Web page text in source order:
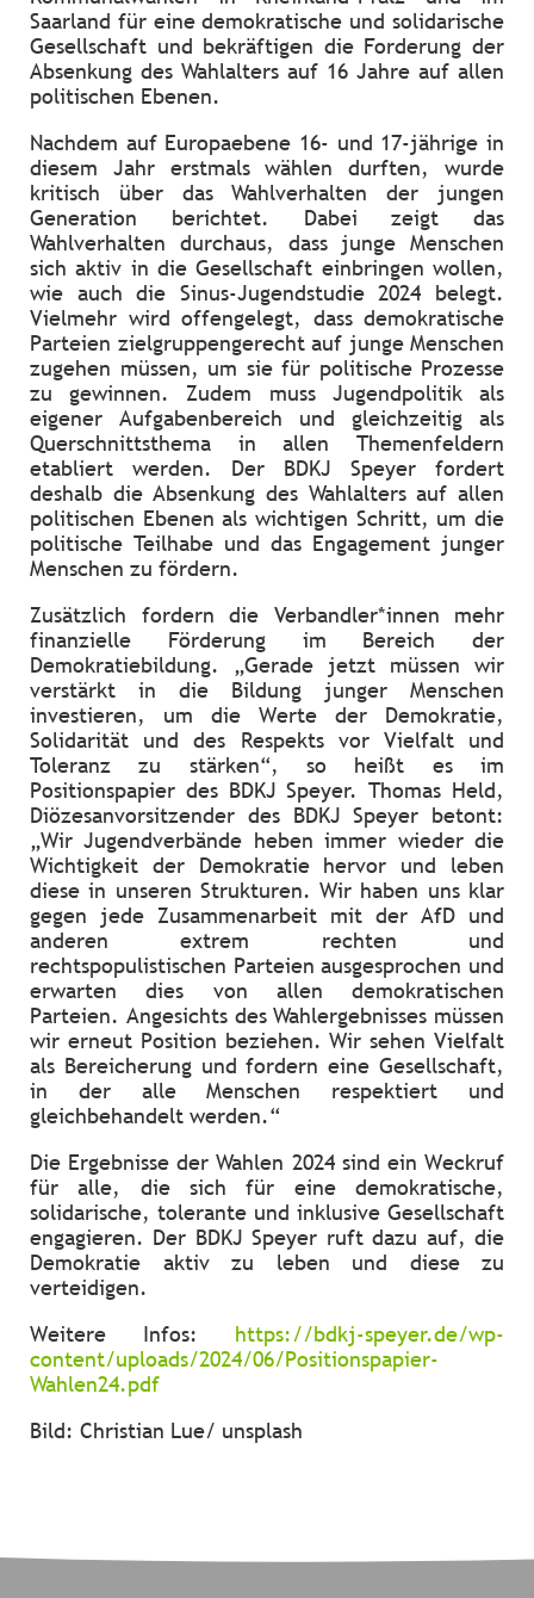
Saarland für eine demokratische und solidarische
Gesellschaft und bekräftigen die Forderung der
Absenkung des Wahlalters auf 16 Jahre auf allen
politischen Ebenen.
Nachdem auf Europaebene 16- und 17-jährige in
diesem Jahr erstmals wählen durften, wurde
kritisch über das Wahlverhalten der jungen
Generation berichtet. Dabei zeigt das
Wahlverhalten durchaus, dass junge Menschen
sich aktiv in die Gesellschaft einbringen wollen,
wie auch die Sinus-Jugendstudie 2024 belegt.
Vielmehr wird offengelegt, dass demokratische
Parteien zielgruppengerecht auf junge Menschen
zugehen müssen, um sie für politische Prozesse
zu gewinnen. Zudem muss Jugendpolitik als
eigener Aufgabenbereich und gleichzeitig als
Querschnittsthema in allen Themenfeldern
etabliert werden. Der BDKJ Speyer fordert
deshalb die Absenkung des Wahlalters auf allen
politischen Ebenen als wichtigen Schritt, um die
politische Teilhabe und das Engagement junger
Menschen zu fördern.
Zusätzlich fordern die Verbandler*innen mehr
finanzielle Förderung im Bereich der
Demokratiebildung. „Gerade jetzt müssen wir
verstärkt in die Bildung junger Menschen
investieren, um die Werte der Demokratie,
Solidarität und des Respekts vor Vielfalt und
Toleranz zu stärken“, so heißt es im
Positionspapier des BDKJ Speyer. Thomas Held,
Diözesanvorsitzender des BDKJ Speyer betont:
„Wir Jugendverbände heben immer wieder die
Wichtigkeit der Demokratie hervor und leben
diese in unseren Strukturen. Wir haben uns klar
gegen jede Zusammenarbeit mit der AfD und
anderen extrem rechten und
rechtspopulistischen Parteien ausgesprochen und
erwarten dies von allen demokratischen
Parteien. Angesichts des Wahlergebnisses müssen
wir erneut Position beziehen. Wir sehen Vielfalt
als Bereicherung und fordern eine Gesellschaft,
in der alle Menschen respektiert und
gleichbehandelt werden.“
Die Ergebnisse der Wahlen 2024 sind ein Weckruf
für alle, die sich für eine demokratische,
solidarische, tolerante und inklusive Gesellschaft
engagieren. Der BDKJ Speyer ruft dazu auf, die
Demokratie aktiv zu leben und diese zu
verteidigen.
Weitere Infos: https://bdkj-speyer.de/wp-
content/uploads/2024/06/Positionspapier-
Wahlen24.pdf
Bild: Christian Lue/ unsplash